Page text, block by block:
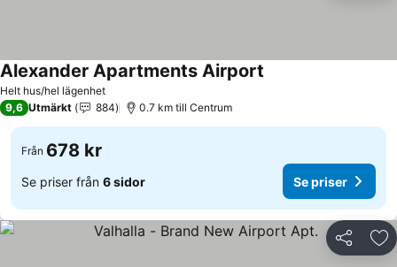
Helt hus/hel lägenhet
Alexander Apartments Airport
9,6 Utmärkt 884 0.7 km till Centrum
Från 678 kr
Se priser från 6 sidor Se priser
Dela